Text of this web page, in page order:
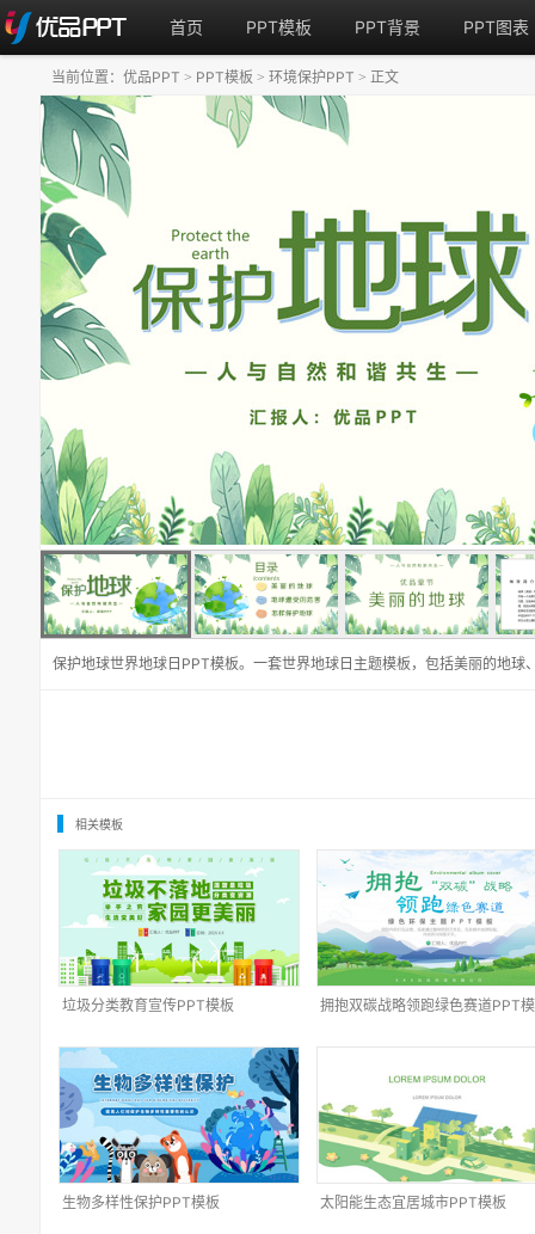
首页 PPT模板 PPT背景 PPT图表
保护地球世界地球日PPT模板。一套世界地球日主题模板，包括美丽的地球
当前位置： 优品PPT > PPT模板 > 环境保护PPT > 正文
相关模板
垃圾分类教育宣传PPT模板 拥抱双碳战略领跑绿色赛道PPT
生物多样性保护PPT模板 太阳能生态宜居城市PPT模板